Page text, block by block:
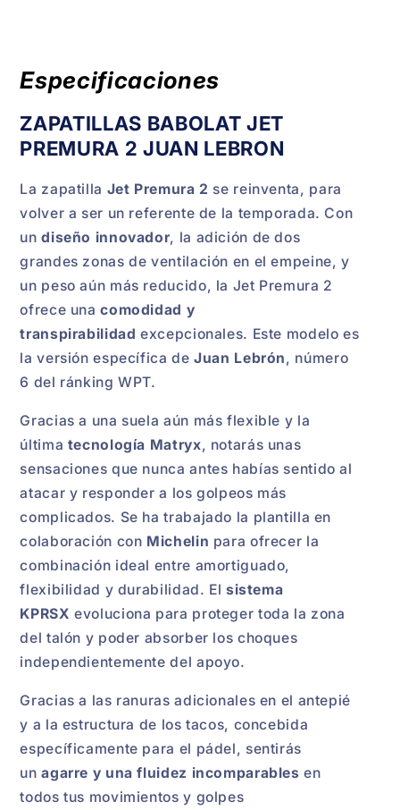
Especificaciones
ZAPATILLAS BABOLAT JET
PREMURA 2 JUAN LEBRON
La zapatilla Jet Premura 2 se reinventa, para
volver a ser un referente de la temporada. Con
un diseño innovador, la adición de dos
grandes zonas de ventilación en el empeine, y
un peso aún más reducido, la Jet Premura 2
ofrece una comodidad y
transpirabilidad excepcionales. Este modelo es
la versión específica de Juan Lebrón, número
6 del ránking WPT.
Gracias a una suela aún más flexible y la
última tecnología Matryx, notarás unas
sensaciones que nunca antes habías sentido al
atacar y responder a los golpeos más
complicados. Se ha trabajado la plantilla en
colaboración con Michelin para ofrecer la
combinación ideal entre amortiguado,
flexibilidad y durabilidad. El sistema
KPRSX evoluciona para proteger toda la zona
del talón y poder absorber los choques
independientemente del apoyo.
Gracias a las ranuras adicionales en el antepié
y a la estructura de los tacos, concebida
específicamente para el pádel, sentirás
un agarre y una fluidez incomparables en
todos tus movimientos y golpes